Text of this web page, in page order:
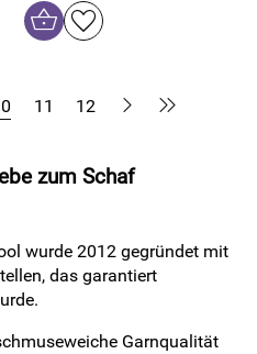
11 12
zum Schaf
wurde 2012 gegründet mit
das garantiert
Garnqualität